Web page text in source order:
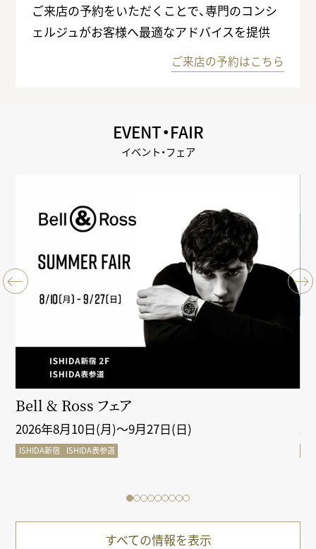
ご来店の予約をいただくことで、専門のコンシ
ェルジュがお客様へ最適なアドバイスを提供
ご来店の予約はこちら
EVENT・FAIR
イベント・フェア
Bell & Ross フェア
2026年8月10日(月)～9月27日(日)
ISHIDA新宿 ISHIDA表参道
すべての情報を表示